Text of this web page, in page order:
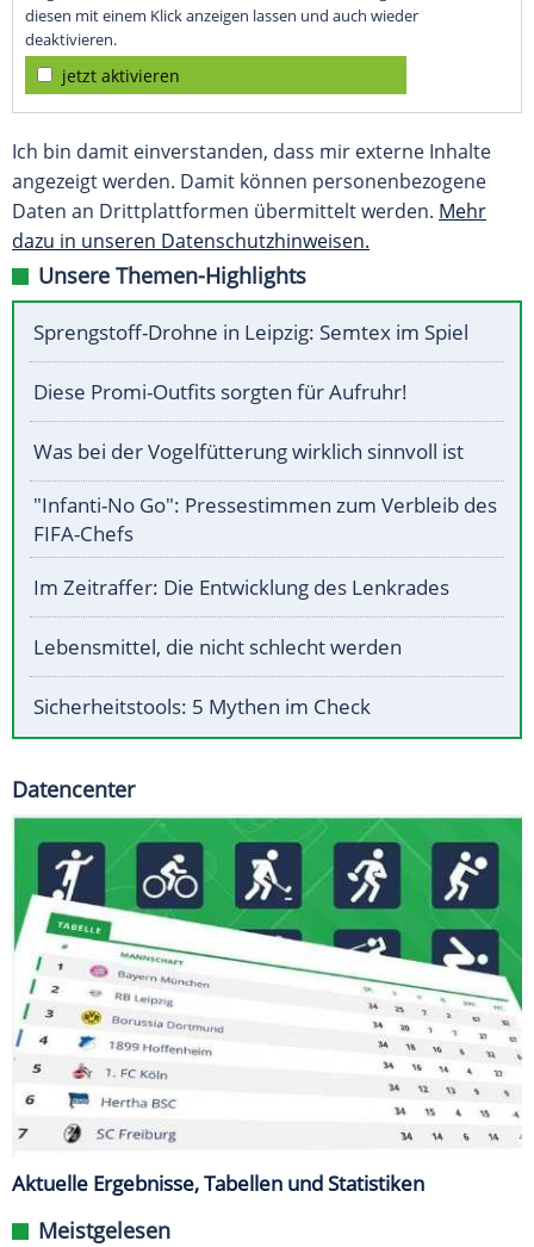
diesen mit einem Klick anzeigen lassen und auch wieder
deaktivieren.
jetzt aktivieren
Ich bin damit einverstanden, dass mir externe Inhalte
angezeigt werden. Damit können personenbezogene
Daten an Drittplattformen übermittelt werden. Mehr
dazu in unseren Datenschutzhinweisen.
Unsere Themen-Highlights
Sprengstoff-Drohne in Leipzig: Semtex im Spiel
Diese Promi-Outfits sorgten für Aufruhr!
Was bei der Vogelfütterung wirklich sinnvoll ist
"Infanti-No Go": Pressestimmen zum Verbleib des
FIFA-Chefs
Im Zeitraffer: Die Entwicklung des Lenkrades
Lebensmittel, die nicht schlecht werden
Sicherheitstools: 5 Mythen im Check
Datencenter
Aktuelle Ergebnisse, Tabellen und Statistiken
Meistgelesen